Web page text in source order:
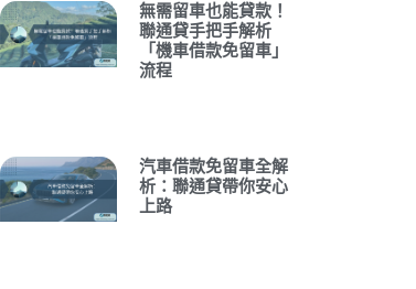
無需留車也能貸款！
聯通貸手把手解析
「機車借款免留車」
流程
汽車借款免留車全解
析：聯通貸帶你安心
上路